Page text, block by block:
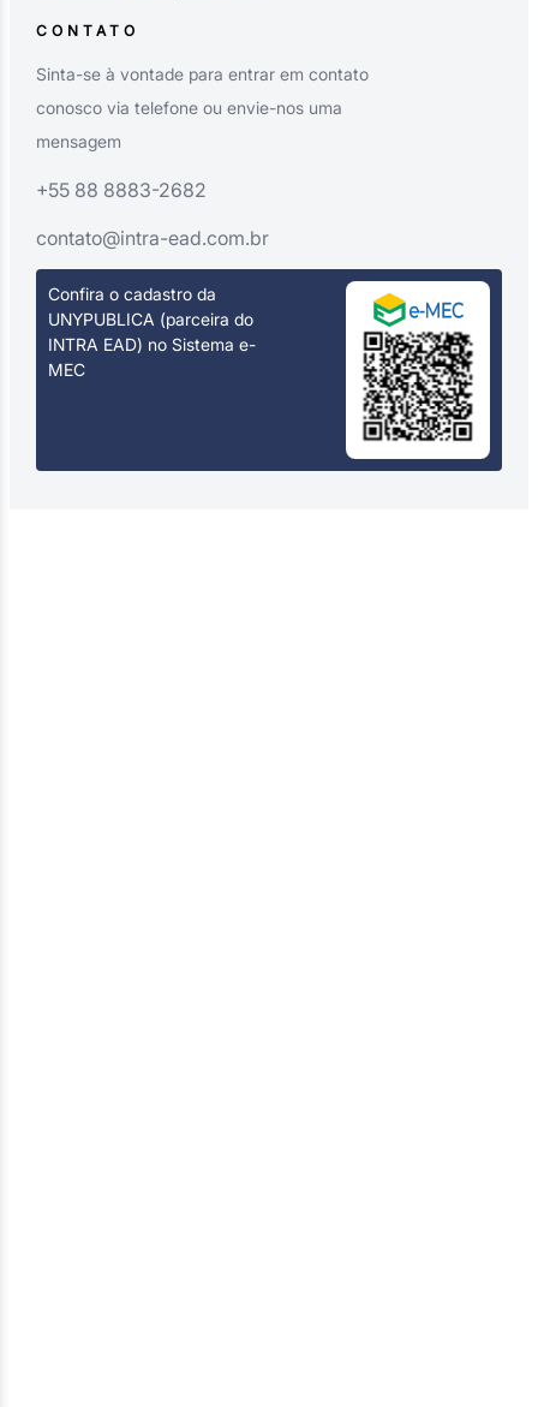
CONTATO
Sinta-se à vontade para entrar em contato
conosco via telefone ou envie-nos uma
mensagem
+55 88 8883-2682
contato@intra-ead.com.br
Confira o cadastro da
UNYPUBLICA (parceira do
INTRA EAD) no Sistema e-
MEC